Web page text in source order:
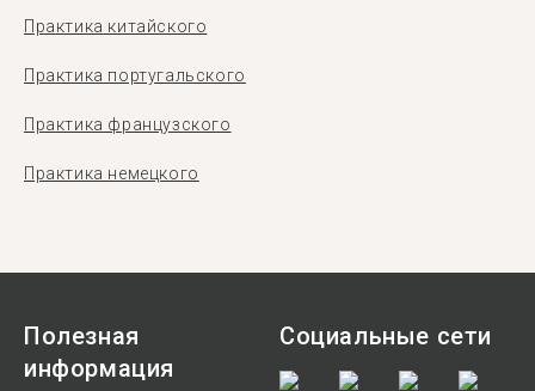
Практика китайского
Практика португальского
Практика французского
Практика немецкого
Полезная
информация
Социальные сети